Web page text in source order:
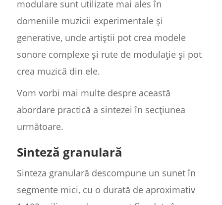
modulare sunt utilizate mai ales în
domeniile muzicii experimentale și
generative, unde artiștii pot crea modele
sonore complexe și rute de modulație și pot
crea muzică din ele.
Vom vorbi mai multe despre această
abordare practică a sintezei în secțiunea
următoare.
Sinteză granulară
Sinteza granulară descompune un sunet în
segmente mici, cu o durată de aproximativ